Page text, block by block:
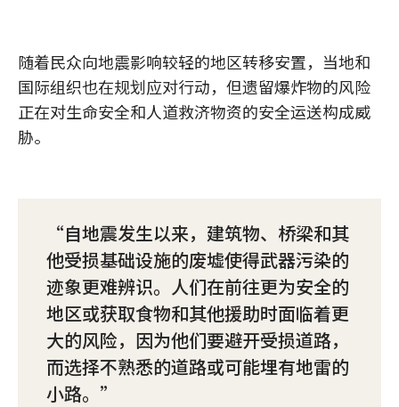
随着民众向地震影响较轻的地区转移安置，当地和
国际组织也在规划应对行动，但遗留爆炸物的风险
正在对生命安全和人道救济物资的安全运送构成威
胁。
自地震发生以来，建筑物、桥梁和其
他受损基础设施的废墟使得武器污染的
迹象更难辨识。人们在前往更为安全的
地区或获取食物和其他援助时面临着更
大的风险，因为他们要避开受损道路，
而选择不熟悉的道路或可能埋有地雷的
小路。